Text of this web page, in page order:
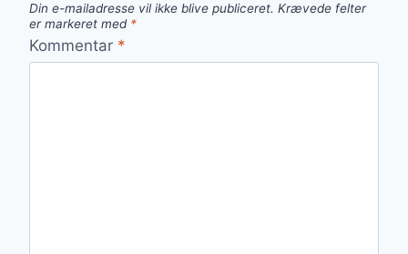
Din e-mailadresse vil ikke blive publiceret. Krævede felter
er markeret med *
Kommentar *